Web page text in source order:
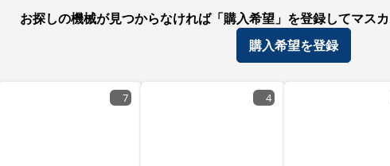
お探しの機械が見つからなければ「購入希望」を登録してマス
購入希望を登録
7 4